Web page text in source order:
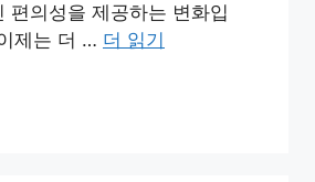
편의성을 제공하는 변화입
제는 더 … 더 읽기